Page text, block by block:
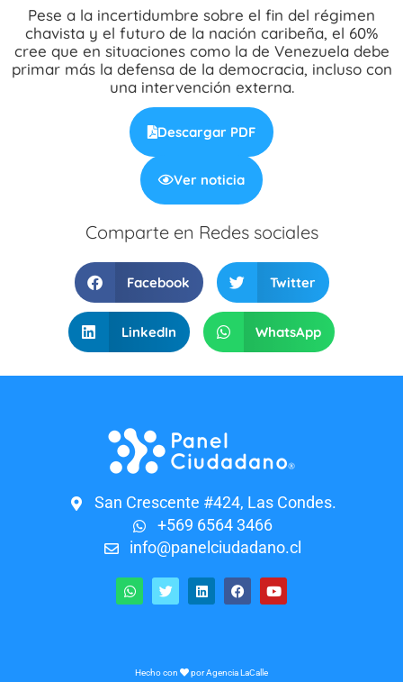
Pese a la incertidumbre sobre el fin del régimen
chavista y el futuro de la nación caribeña, el 60%
cree que en situaciones como la de Venezuela debe
primar más la defensa de la democracia, incluso con
una intervención externa.
Descargar PDF
Ver noticia
Comparte en Redes sociales
Facebook Twitter
LinkedIn WhatsApp
San Crescente #424, Las Condes.
+569 6564 3466
info@panelciudadano.cl
Hecho con porAgencia LaCalle